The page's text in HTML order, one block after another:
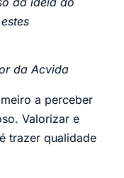
da Acvida
a perceber
Valorizar e
é trazer qualidade